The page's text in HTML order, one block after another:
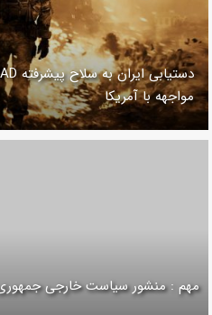
مواجهه با آمریکا
مهم : منشور سیاست خارجی جمهوری